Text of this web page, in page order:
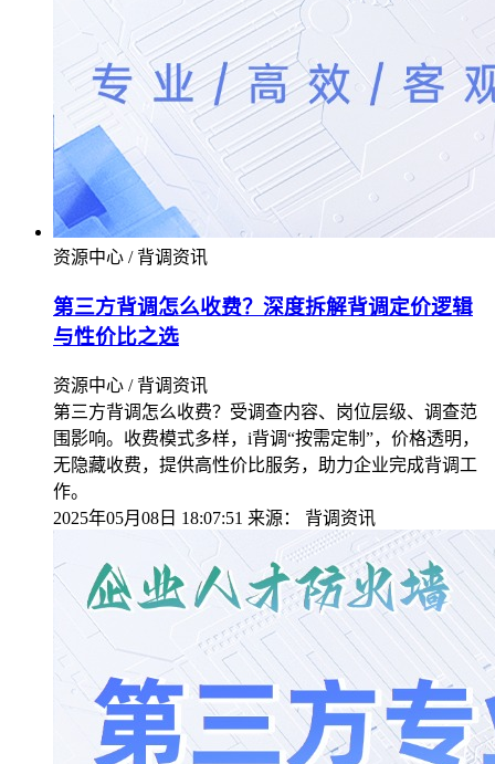
资源中心 / 背调资讯
第三方背调怎么收费？深度拆解背调定价逻辑
与性价比之选​
资源中心 / 背调资讯
第三方背调怎么收费？受调查内容、岗位层级、调查范
围影响。收费模式多样，i背调“按需定制”，价格透明，
无隐藏收费，提供高性价比服务，助力企业完成背调工
作。
2025年05月08日 18:07:51 来源： 背调资讯